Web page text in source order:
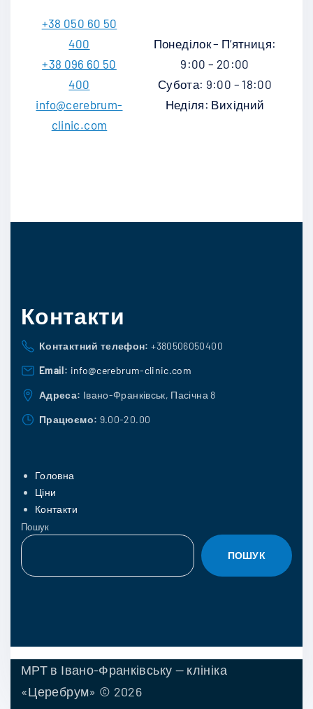
+38 050 60 50
400
+38 096 60 50
400
info@cerebrum-
clinic.com
Понеділок – П’ятниця:
9:00 – 20:00
Субота: 9:00 – 18:00
Неділя: Вихідний
Контакти
Контактний телефон: +380506050400
Email: info@cerebrum-clinic.com
Адреса: Івано-Франківськ, Пасічна 8
Працюємо: 9.00-20.00
Головна
Ціни
Контакти
Пошук
ПОШУК
МРТ в Івано-Франківську — клініка
«Церебрум» © 2026